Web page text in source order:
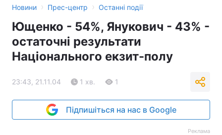
Новини › Прес-центр › Останні події
Ющенко - 54%, Янукович - 43% -
остаточні результати
Національного екзит-полу
23:43, 21.11.04 1 хв. 1
Підпишіться на нас в Google
Реклама